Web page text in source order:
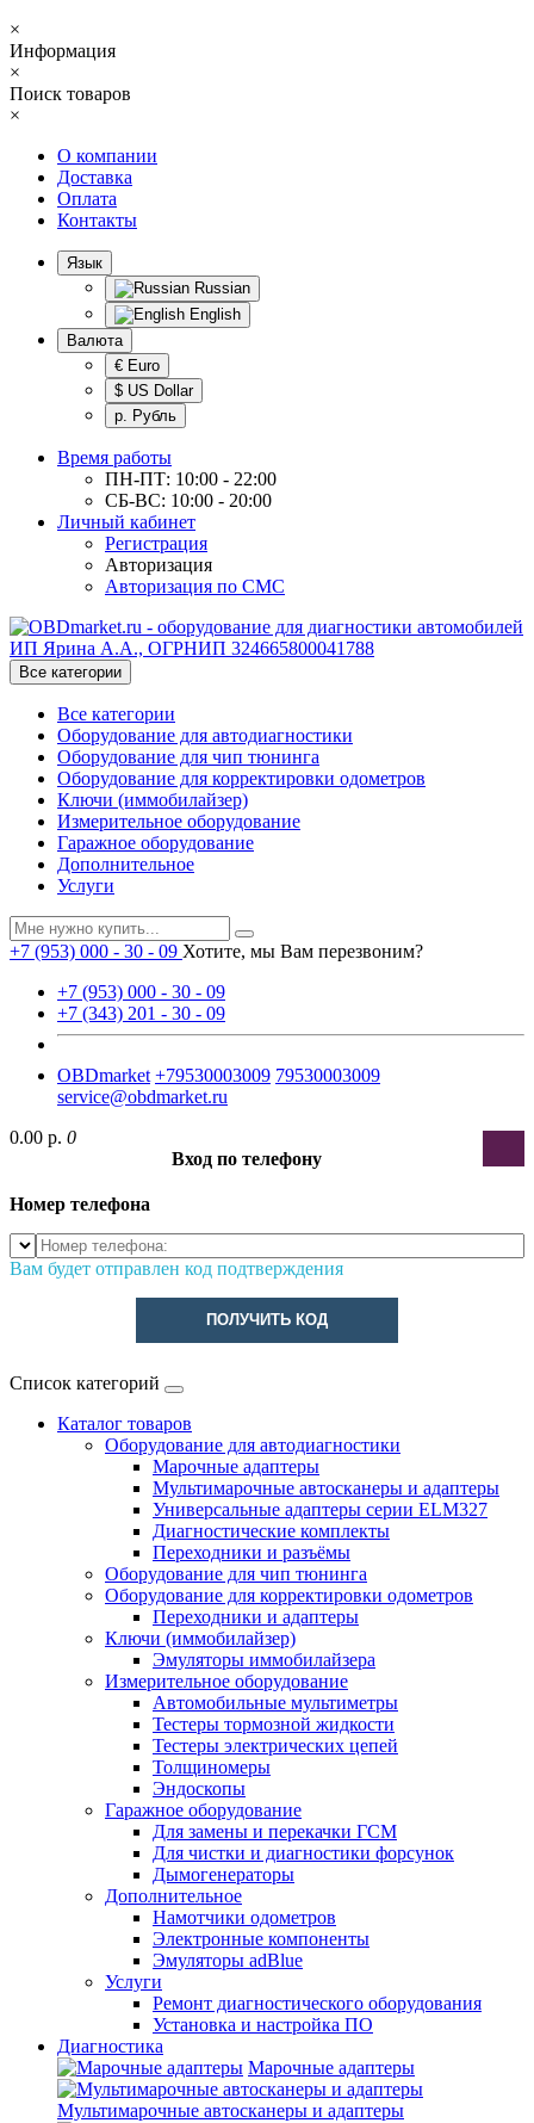
×
Информация
×
Поиск товаров
×
О компании
Доставка
Оплата
Контакты
Язык
Russian
English
Валюта
€ Euro
$ US Dollar
р. Рубль
Время работы
ПН-ПТ: 10:00 - 22:00
СБ-ВС: 10:00 - 20:00
Личный кабинет
Регистрация
Авторизация
Авторизация по СМС
Все категории
Все категории
Оборудование для автодиагностики
Оборудование для чип тюнинга
Оборудование для корректировки одометров
Ключи (иммобилайзер)
Измерительное оборудование
Гаражное оборудование
Дополнительное
Услуги
+7 (953) 000 - 30 - 09 Хотите, мы Вам перезвоним?
+7 (953) 000 - 30 - 09
+7 (343) 201 - 30 - 09
OBDmarket +79530003009 79530003009
service@obdmarket.ru
0.00 р. 0
Вход по телефону
Номер телефона
Вам будет отправлен код подтверждения
ПОЛУЧИТЬ КОД
Список категорий
Каталог товаров
Оборудование для автодиагностики
Марочные адаптеры
Мультимарочные автосканеры и адаптеры
Универсальные адаптеры серии ELM327
Диагностические комплекты
Переходники и разъёмы
Оборудование для чип тюнинга
Оборудование для корректировки одометров
Переходники и адаптеры
Ключи (иммобилайзер)
Эмуляторы иммобилайзера
Измерительное оборудование
Автомобильные мультиметры
Тестеры тормозной жидкости
Тестеры электрических цепей
Толщиномеры
Эндоскопы
Гаражное оборудование
Для замены и перекачки ГСМ
Для чистки и диагностики форсунок
Дымогенераторы
Дополнительное
Намотчики одометров
Электронные компоненты
Эмуляторы adBlue
Услуги
Ремонт диагностического оборудования
Установка и настройка ПО
Диагностика
Марочные адаптеры
Мультимарочные автосканеры и адаптеры